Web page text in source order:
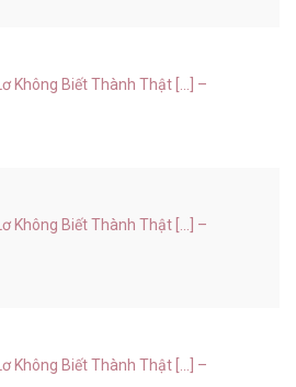
Không Biết Thành Thật [...] –
Không Biết Thành Thật [...] –
Không Biết Thành Thật [...] –